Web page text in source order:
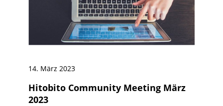
14. März 2023
Hitobito Community Meeting März
2023